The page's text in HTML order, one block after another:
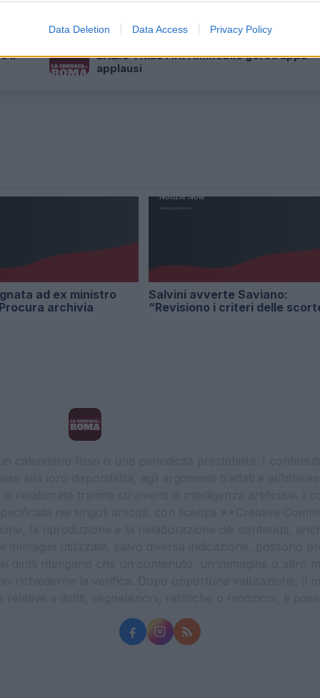
Data Deletion Data Access Privacy Policy
il
LAZIO TRIESTINA Immobile gol strappa
applausi
ad ex ministro
archivia
Salvini avverte Saviano:
“Revisiono i criteri delle